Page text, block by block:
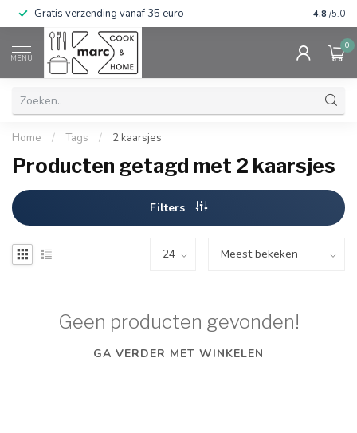
Gratis verzending vanaf 35 euro 4.8 /5.0
MENU
0
Home / Tags / 2 kaarsjes
Producten getagd met 2 kaarsjes
Filters
Geen producten gevonden!
GA VERDER MET WINKELEN